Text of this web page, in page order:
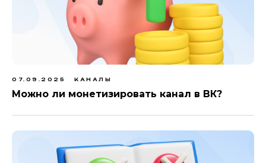
07.09.2025 КАНАЛЫ
Можно ли монетизировать канал в ВК?